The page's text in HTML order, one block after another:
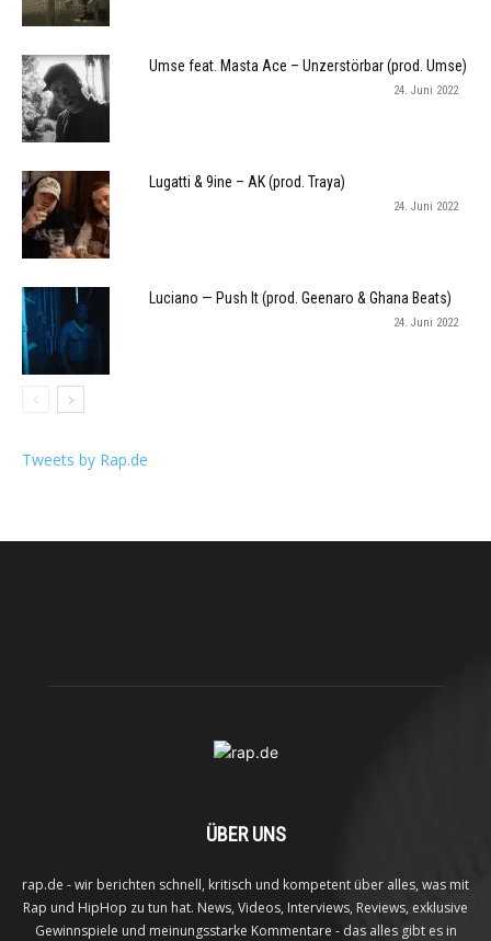
Umse feat. Masta Ace – Unzerstörbar (prod. Umse)
24. Juni 2022
Lugatti & 9ine – AK (prod. Traya)
24. Juni 2022
Luciano — Push It (prod. Geenaro & Ghana Beats)
24. Juni 2022
Tweets by Rap.de
ÜBER UNS
rap.de - wir berichten schnell, kritisch und kompetent über alles, was mit
Rap und HipHop zu tun hat. News, Videos, Interviews, Reviews, exklusive
Gewinnspiele und meinungsstarke Kommentare - das alles gibt es in